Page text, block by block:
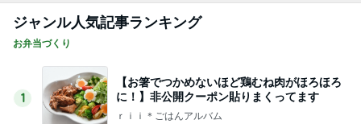
ジャンル人気記事ランキング
お弁当づくり
1
【お箸でつかめないほど鶏むね肉がほろほろ
に！】非公開クーポン貼りまくってます
ｒｉｉ＊ごはんアルバム